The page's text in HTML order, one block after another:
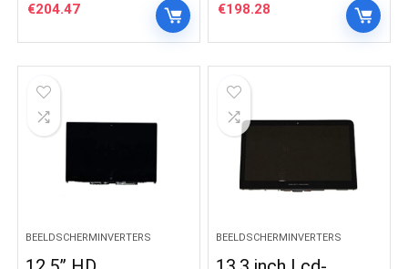
€204.47 €198.28
BEELDSCHERMINVERTERS BEELDSCHERMINVERTERS